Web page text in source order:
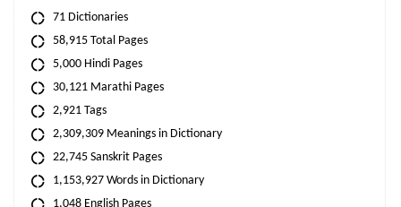
71 Dictionaries
58,915 Total Pages
5,000 Hindi Pages
30,121 Marathi Pages
2,921 Tags
2,309,309 Meanings in Dictionary
22,745 Sanskrit Pages
1,153,927 Words in Dictionary
1,048 English Pages